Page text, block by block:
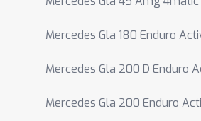
Mercedes Gla 180 Enduro
Mercedes Gla 200 D Enduro
Mercedes Gla 200 Enduro